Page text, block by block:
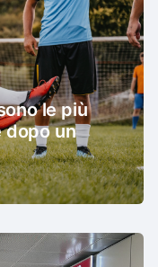
le più
dopo un